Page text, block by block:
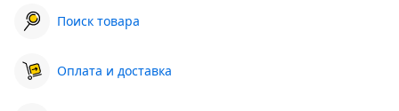
Поиск товара
Оплата и доставка